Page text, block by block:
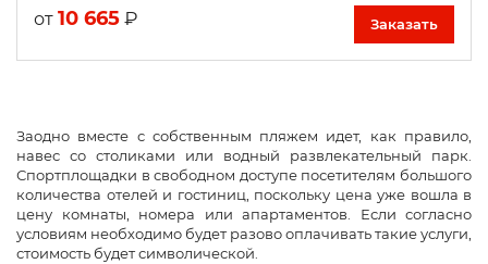
от 10 665 ₽ Заказать
Заодно вместе с собственным пляжем идет, как правило,
навес со столиками или водный развлекательный парк.
Спортплощадки в свободном доступе посетителям большого
количества отелей и гостиниц, поскольку цена уже вошла в
цену комнаты, номера или апартаментов. Если согласно
условиям необходимо будет разово оплачивать такие услуги,
стоимость будет символической.